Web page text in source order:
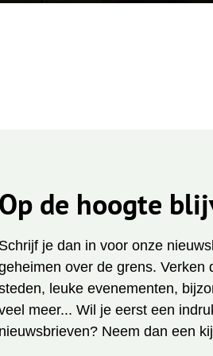
Op de hoogte
Schrijf je dan in voor onze
over de grens. Verken
leuke evenementen,
meer... Wil je eerst een
nieuwsbrieven? Neem dan een